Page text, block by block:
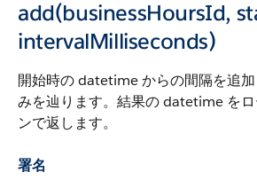
add(businessHoursId,
intervalMilliseconds)
開始時の datetime からの間隔を追
みを辿ります。結果の datetime を
ンで返します。
署名